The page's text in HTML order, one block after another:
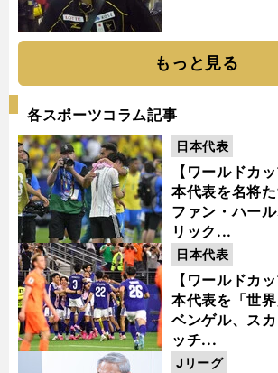
もっと見る
各スポーツコラム記事
【ワールドカ
本代表を名将
ファン・ハー
リック...
日本代表
【ワールドカ
本代表を「世
ベンゲル、ス
ッチ...
日本代表
Jリーグ